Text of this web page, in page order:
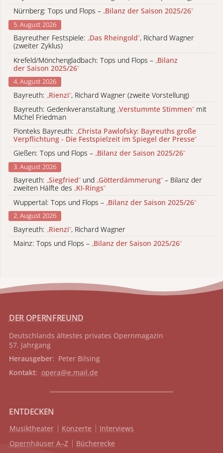
Nürnberg: Tops und Flops – „Bilanz der Saison 2025/26“
5. August 2026
Bayreuther Festspiele: „Das Rheingold“, Richard Wagner
(zweiter Zyklus)
Krefeld/Mönchengladbach: Tops und Flops – „Bilanz
der Saison 2025/26“
4. August 2026
Bayreuth: „Rienzi“, Richard Wagner (zweite Vorstellung)
Bayreuth: Gedenkveranstaltung „Verstummte Stimmen“ mit
Michel Friedman
Pionteks Bayreuth: „Christa Pawlofsky: Bayreuths große
Verpflichtung - Die Festspielzeit im Spiegel der Presse“
Gießen: Tops und Flops – „Bilanz der Saison 2025/26“
3. August 2026
Bayreuth: „Siegfried“ und „Götterdämmerung“ – Bilanz der
zweiten Hälfte des „KI-Rings“
Wuppertal: Tops und Flops – „Bilanz der Saison 2025/26“
2. August 2026
Bayreuth: „Rienzi“, Richard Wagner
Mainz: Tops und Flops – „Bilanz der Saison 2025/26“
DER OPERNFREUND
Deutschlands ältestes privates Opernmagazin
57. Jahrgang
Herausgeber: Peter Bilsing
Kontakt: opera@e.mail.de
ENTDECKEN
Musiktheater Konzerte
Interviews
Opernhäuser A–Z
Bücherecke